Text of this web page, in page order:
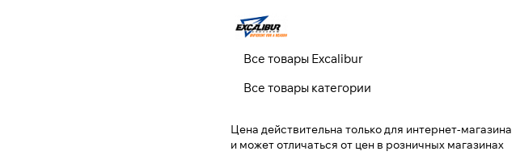
Все товары Excalibur
Все товары категории
Цена действительна только для интернет-магазина
и может отличаться от цен в розничных магазинах